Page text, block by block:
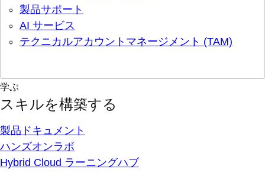
製品サポート
AI サービス
テクニカルアカウントマネージメント (TAM)
学ぶ
スキルを構築する
製品ドキュメント
ハンズオンラボ
Hybrid Cloud ラーニングハブ